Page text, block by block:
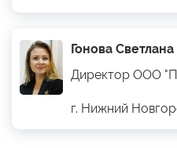
Гонова
Директор ООО
г. Нижний